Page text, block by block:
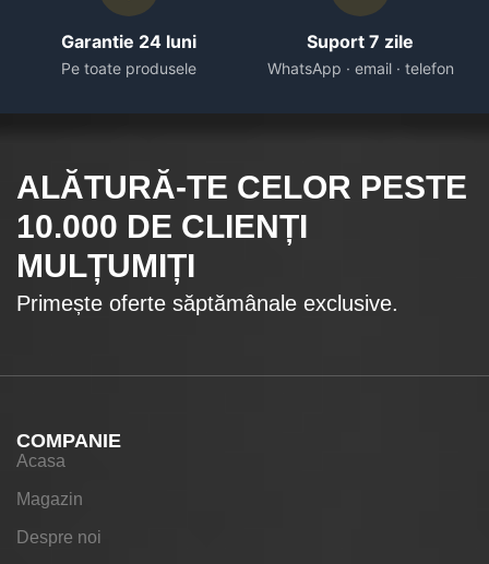
Garantie 24 luni
Pe toate produsele
Suport 7 zile
WhatsApp · email · telefon
ALĂTURĂ-TE CELOR PESTE
10.000 DE CLIENȚI
MULȚUMIȚI
Primește oferte săptămânale exclusive.
COMPANIE
Acasa
Magazin
Despre noi